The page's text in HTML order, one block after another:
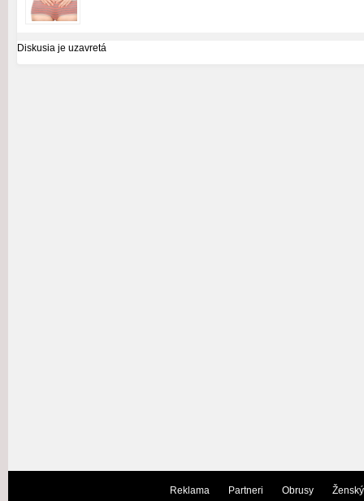
Diskusia je uzavretá
Reklama Partneri Obrusy